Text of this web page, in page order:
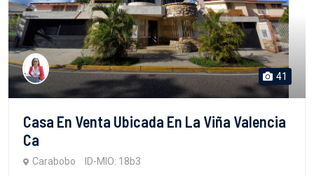
41
Casa En Venta Ubicada En La Viña Valencia
Ca
Carabobo ID-MIO: 18b3